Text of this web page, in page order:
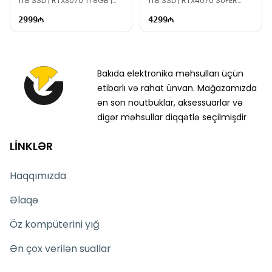
2999 4299
Bakıda elektronika məhsulları üçün
etibarlı və rahat ünvan. Mağazamızda
ən son noutbuklar, aksessuarlar və
digər məhsullar diqqətlə seçilmişdir
LİNKLƏR
Haqqımızda
Əlaqə
Öz kompüterini yığ
Ən çox verilən suallar